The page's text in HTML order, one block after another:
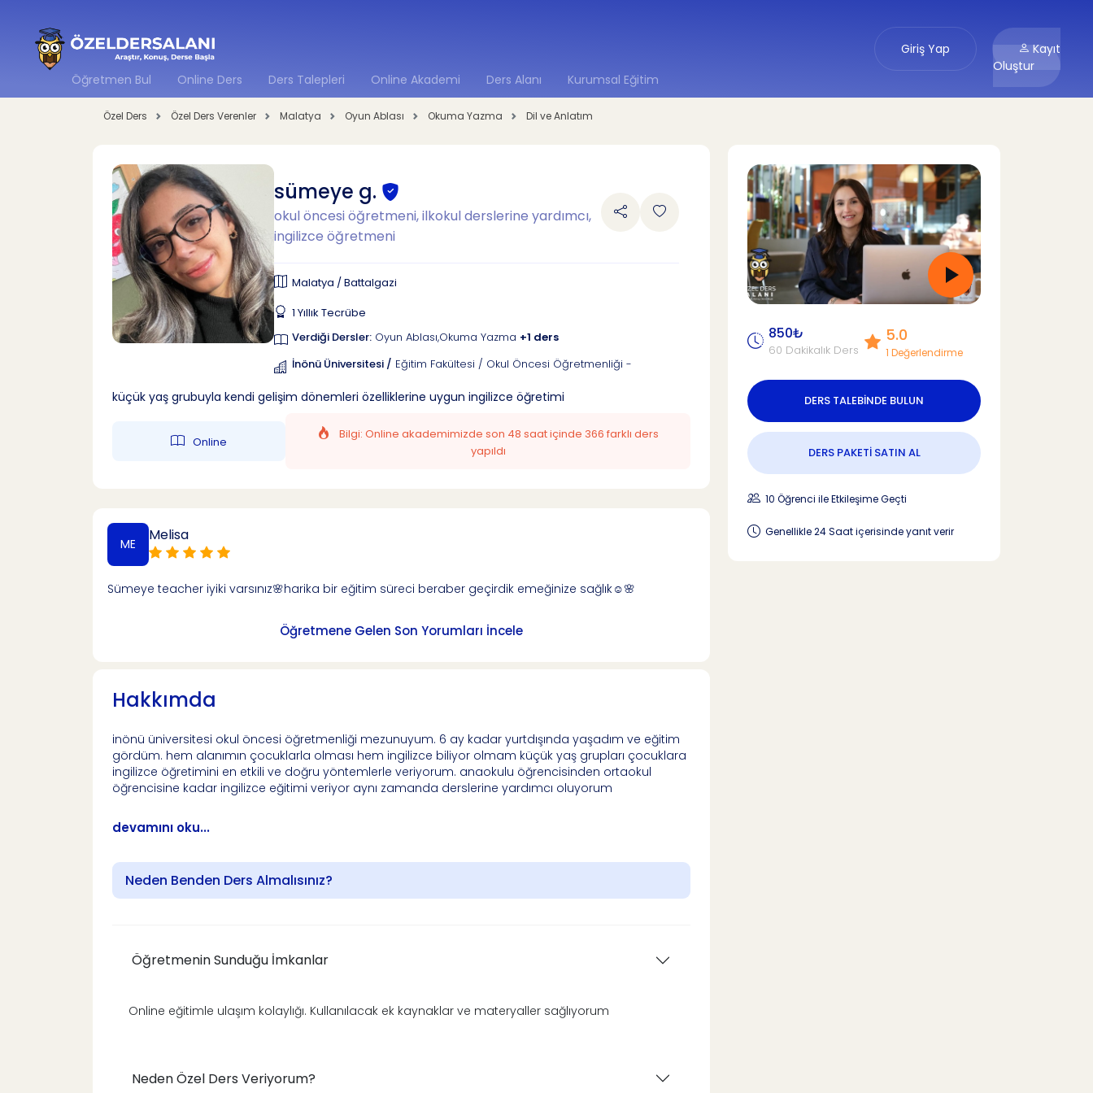
Öğretmen Bul Online Ders Ders Talepleri Online Akademi Ders Alanı Kurumsal Eğitim
Giriş Yap
Kayıt
Oluştur
Özel Ders Özel Ders Verenler Malatya Oyun Ablası Okuma Yazma Dil ve Anlatım
sümeye g.
okul öncesi öğretmeni, ilkokul derslerine yardımcı,
ingilizce öğretmeni
Malatya / Battalgazi
1 Yıllık Tecrübe
Verdiği Dersler: Oyun Ablası,Okuma Yazma +1 ders
İnönü Üniversitesi / Eğitim Fakültesi / Okul Öncesi Öğretmenliği -
küçük yaş grubuyla kendi gelişim dönemleri özelliklerine uygun ingilizce öğretimi
Online
Bilgi: Online akademimizde son 48 saat içinde 366 farklı ders
yapıldı
ME Melisa
Sümeye teacher iyiki varsınız🌸harika bir eğitim süreci beraber geçirdik emeğinize sağlık☺️🌸
Öğretmene Gelen Son Yorumları İncele
Hakkımda
inönü üniversitesi okul öncesi öğretmenliği mezunuyum. 6 ay kadar yurtdışında yaşadım ve eğitim
gördüm. hem alanımın çocuklarla olması hem ingilizce biliyor olmam küçük yaş grupları çocuklara
ingilizce öğretimini en etkili ve doğru yöntemlerle veriyorum. anaokulu öğrencisinden ortaokul
öğrencisine kadar ingilizce eğitimi veriyor aynı zamanda derslerine yardımcı oluyorum
devamını oku...
Neden Benden Ders Almalısınız?
Öğretmenin Sunduğu İmkanlar
Online eğitimle ulaşım kolaylığı. Kullanılacak ek kaynaklar ve materyaller sağlıyorum
Neden Özel Ders Veriyorum?
850₺
60 Dakikalık Ders
5.0
1 Değerlendirme
DERS TALEBİNDE BULUN
DERS PAKETİ SATIN AL
10 Öğrenci ile Etkileşime Geçti
Genellikle 24 Saat içerisinde yanıt verir